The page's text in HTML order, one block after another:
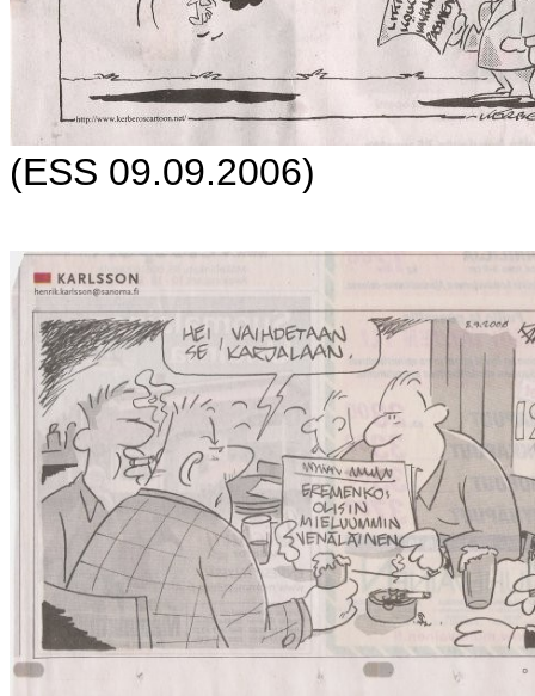
(ESS 09.09.2006)